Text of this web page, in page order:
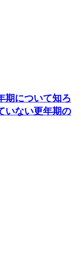
期について知ろ
いない更年期の